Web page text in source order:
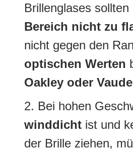
Brillenglases
Bereich nicht zu
nicht gegen den
optischen Werten
Oakley oder Vaude
2. Bei hohen
winddicht ist und
der Brille ziehen,